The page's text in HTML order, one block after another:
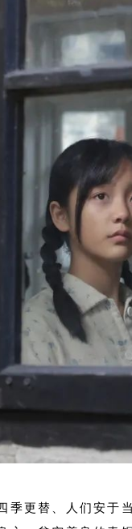
季更替、人们安于